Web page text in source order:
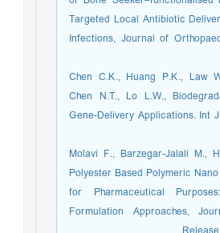
Targeted Local Antibiotic
Infections, Journal of
11. Chen C.K., Huang P.K., Law
Chen N.T., Lo L.W.,
Gene-Delivery Applications. Int
12. Molavi F., Barzegar-Jalali M.,
Polyester Based Polymeric
for Pharmaceutical
Formulation Approaches,